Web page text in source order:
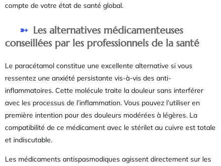
compte de votre état de santé global.
Les alternatives médicamenteuses
conseillées par les professionnels de la santé
Le paracétamol constitue une excellente alternative si vous
ressentez une anxiété persistante vis-à-vis des anti-
inflammatoires. Cette molécule traite la douleur sans interférer
avec les processus de l’inflammation. Vous pouvez l’utiliser en
première intention pour des douleurs modérées à légères. La
compatibilité de ce médicament avec le stérilet au cuivre est totale
et indiscutable.
Les médicaments antispasmodiques agissent directement sur les